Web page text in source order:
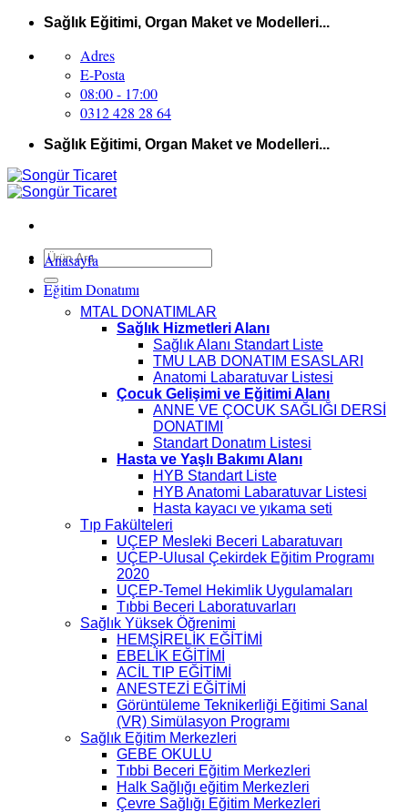
İçeriğeSağlık Eğitimi, Organ Maket ve Modelleri...
Adres
E-Posta
08:00 - 17:00
0312 428 28 64
Sağlık Eğitimi, Organ Maket ve Modelleri...
Ara:
Anasayfa
Eğitim Donatımı
MTAL DONATIMLAR
Sağlık Hizmetleri Alanı
Sağlık Alanı Standart Liste
TMU LAB DONATIM ESASLARI
Anatomi Labaratuvar Listesi
Çocuk Gelişimi ve Eğitimi Alanı
ANNE VE ÇOCUK SAĞLIĞI DERSİ
DONATIMI
Standart Donatım Listesi
Hasta ve Yaşlı Bakımı Alanı
HYB Standart Liste
HYB Anatomi Labaratuvar Listesi
Hasta kayacı ve yıkama seti
Tıp Fakülteleri
UÇEP Mesleki Beceri Labaratuvarı
UÇEP-Ulusal Çekirdek Eğitim Programı
2020
UÇEP-Temel Hekimlik Uygulamaları
Tıbbi Beceri Laboratuvarları
Sağlık Yüksek Öğrenimi
HEMŞİRELİK EĞİTİMİ
EBELİK EĞİTİMİ
ACİL TIP EĞİTİMİ
ANESTEZİ EĞİTİMİ
Görüntüleme Teknikerliği Eğitimi Sanal
(VR) Simülasyon Programı
Sağlık Eğitim Merkezleri
GEBE OKULU
Tıbbi Beceri Eğitim Merkezleri
Halk Sağlığı eğitim Merkezleri
Çevre Sağlığı Eğitim Merkezleri